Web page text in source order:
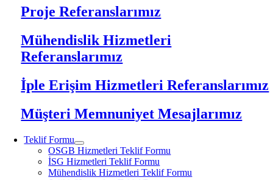
Proje Referanslarımız
Mühendislik Hizmetleri
Referanslarımız
İple Erişim Hizmetleri Referanslarımız
Müşteri Memnuniyet Mesajlarımız
Teklif Formu
OSGB Hizmetleri Teklif Formu
İSG Hizmetleri Teklif Formu
Mühendislik Hizmetleri Teklif Formu